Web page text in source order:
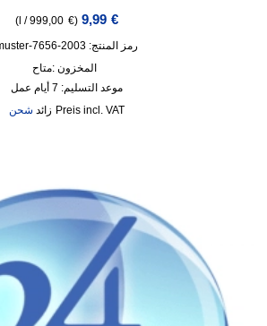
9,99 €
(
999,00 €
/
l
)
رمز المنتج: 2003-7656-muster
المخزون :متاح
موعد التسليم: 7 أيام عمل
incl. VAT
زائد شحن